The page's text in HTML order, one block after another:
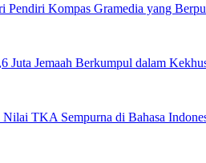
Pendiri Kompas Gramedia yang
Juta Jemaah Berkumpul dalam
TKA Sempurna di Bahasa